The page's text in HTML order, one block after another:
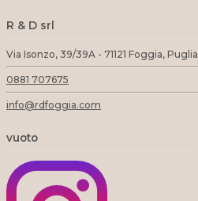
R & D srl
Via Isonzo, 39/39A - 71121 Foggia, Puglia
0881 707675
info@rdfoggia.com
vuoto